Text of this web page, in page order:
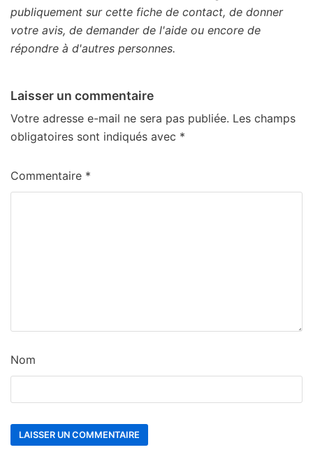
publiquement sur cette fiche de contact, de donner
votre avis, de demander de l'aide ou encore de
répondre à d'autres personnes.
Laisser un commentaire
Votre adresse e-mail ne sera pas publiée. Les champs
obligatoires sont indiqués avec *
Commentaire *
Nom